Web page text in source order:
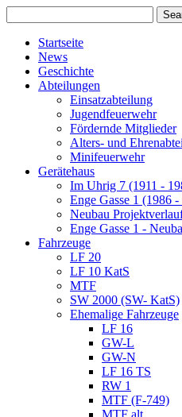
Startseite
News
Geschichte
Abteilungen
Einsatzabteilung
Jugendfeuerwehr
Fördernde Mitglieder
Alters- und
Minifeuerwehr
Gerätehaus
Im Uhrig 7 (1911 -
Enge Gasse 1 (1986
Neubau
Enge Gasse 1 -
Fahrzeuge
LF 20
LF 10 KatS
MTF
SW 2000 (SW- KatS)
Ehemalige Fahrzeuge
LF 16
GW-L
GW-N
LF 16 TS
RW 1
MTF (F-749)
MTF alt